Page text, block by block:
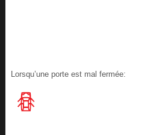
Lorsqu’une porte est mal fermée: